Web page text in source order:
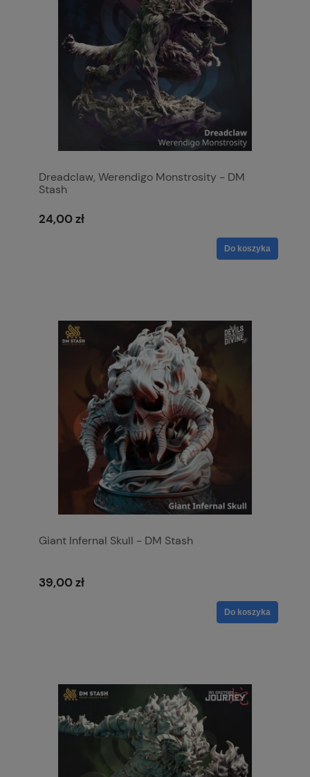
Dreadclaw, Werendigo Monstrosity - DM
Stash
24,00 zł
Do koszyka
Giant Infernal Skull - DM Stash
39,00 zł
Do koszyka